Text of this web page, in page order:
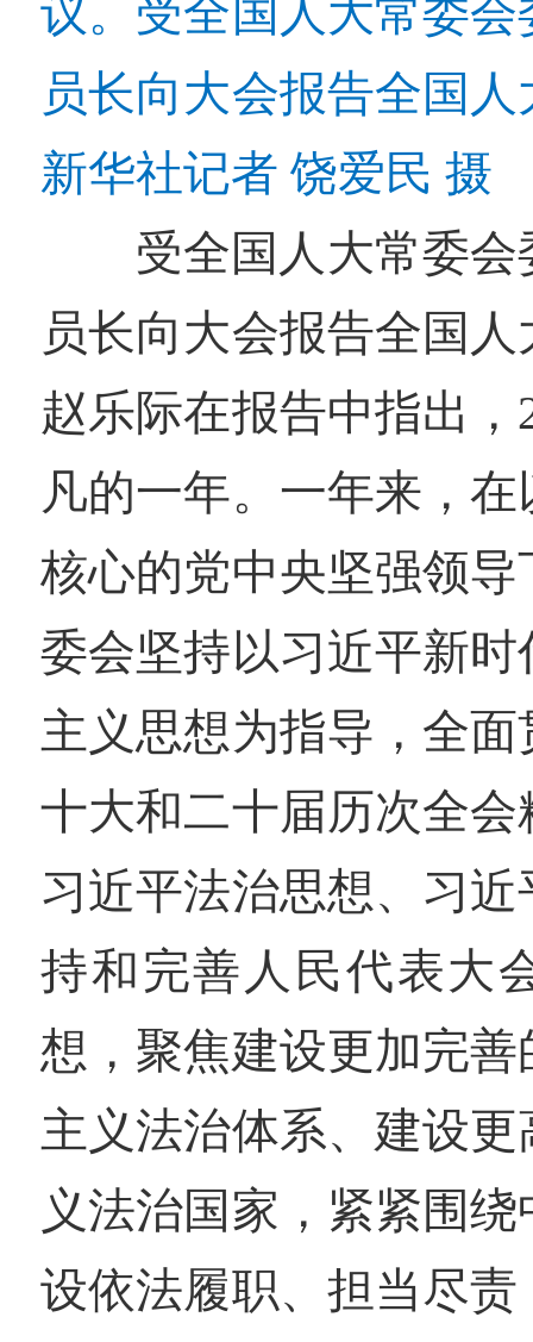
议。受全国人大常委
员长向大会报告全国
新华社记者 饶爱民 摄
受全国人大常委
员长向大会报告全国
赵乐际在报告中指出，
凡的一年。一年来，
核心的党中央坚强领
委会坚持以习近平新
主义思想为指导，全
十大和二十届历次全
习近平法治思想、习
持和完善人民代表大
想，聚焦建设更加完
主义法治体系、建设
义法治国家，紧紧围
设依法履职、担当尽